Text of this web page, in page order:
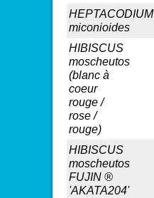
HEPTACODIUM
miconioides
HIBISCUS
moscheutos
(blanc à
coeur
rouge /
rose /
rouge)
HIBISCUS
moscheutos
FUJIN ®
'AKATA204'